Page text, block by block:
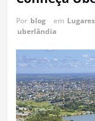
Por blog em Lugares
uberlândia